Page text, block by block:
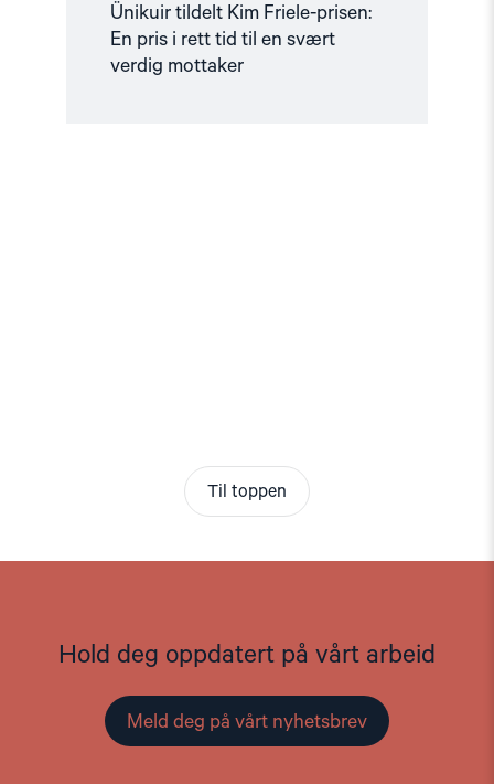
Ünikuir tildelt Kim Friele-prisen:
En pris i rett tid til en svært
verdig mottaker
Til toppen
Hold deg oppdatert på vårt arbeid
Meld deg på vårt nyhetsbrev